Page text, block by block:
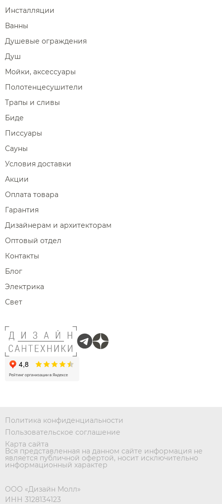
Инсталляции
Ванны
Душевые ограждения
Душ
Мойки, аксессуары
Полотенцесушители
Трапы и сливы
Биде
Писсуары
Сауны
Условия доставки
Акции
Оплата товара
Гарантия
Дизайнерам и архитекторам
Оптовый отдел
Контакты
Блог
Электрика
Свет
Политика конфиденциальности
Пользовательское соглашение
Карта сайта
Вся представленная на данном сайте информация не
является публичной офертой, носит исключительно
информационный характер
ООО «Дизайн Молл»
ИНН 3128134123